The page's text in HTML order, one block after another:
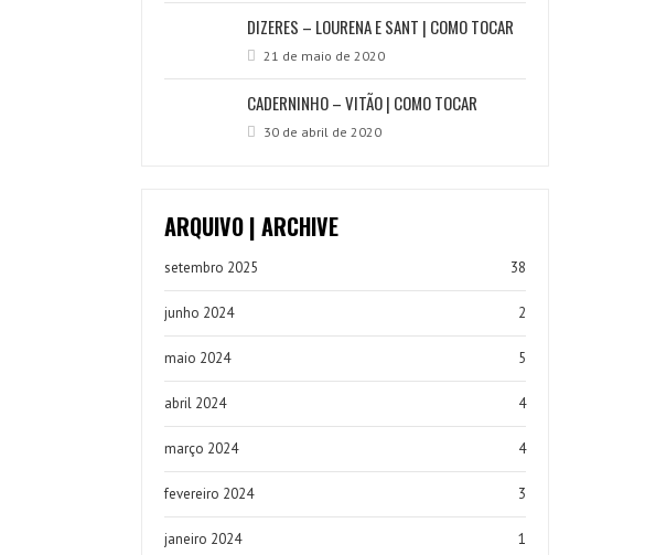
DIZERES – LOURENA E SANT | COMO TOCAR
21 de maio de 2020
CADERNINHO – VITÃO | COMO TOCAR
30 de abril de 2020
ARQUIVO | ARCHIVE
setembro 2025 38
junho 2024 2
maio 2024 5
abril 2024 4
março 2024 4
fevereiro 2024 3
janeiro 2024 1